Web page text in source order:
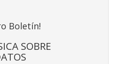
Boletín!
SOBRE